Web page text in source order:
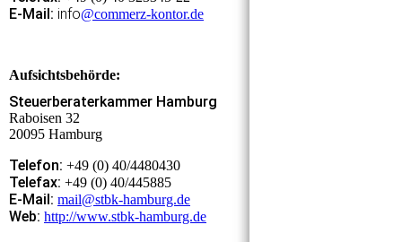
E-Mail: info@commerz-kontor.de
Aufsichtsbehörde:
Steuerberaterkammer Hamburg
Raboisen 32
20095 Hamburg
Telefon: +49 (0) 40/4480430
Telefax: +49 (0) 40/445885
E-Mail: mail@stbk-hamburg.de
Web: http://www.stbk-hamburg.de